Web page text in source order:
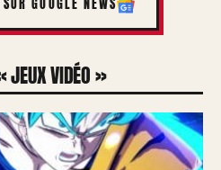
GOOGLE NEWS
JEUX VIDÉO »